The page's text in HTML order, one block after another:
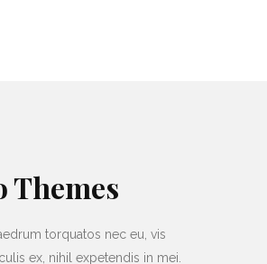
Themes
torquatos nec eu, vis
ex, nihil expetendis in mei.